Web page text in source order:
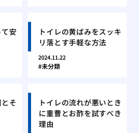
安
トイレの黄ばみをスッキ
リ落とす手軽な方法
2024.11.22
未分類
そ
トイレの流れが悪いとき
に重曹とお酢を試すべき
理由